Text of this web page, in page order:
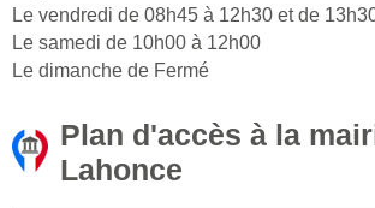
Le vendredi de 08h45 à 12h30 et de
Le samedi de 10h00 à 12h00
Le dimanche de Fermé
Plan d'accès à la
Lahonce